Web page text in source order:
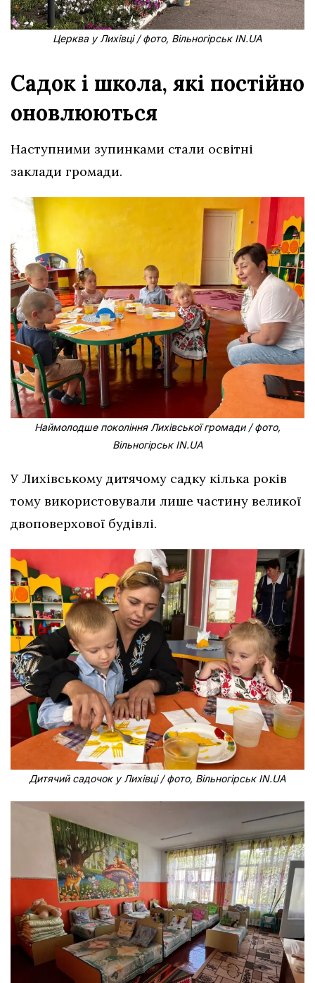
Церква у Лихівці / фото, Вільногірськ IN.UA
Садок і школа, які постійно
оновлюються
Наступними зупинками стали освітні
заклади громади.
Наймолодше покоління Лихівської громади / фото,
Вільногірськ IN.UA
У Лихівському дитячому садку кілька років
тому використовували лише частину великої
двоповерхової будівлі.
Дитячий садочок у Лихівці / фото, Вільногірськ IN.UA